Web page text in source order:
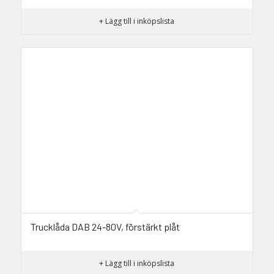
+ Lägg till i inköpslista
Trucklåda DAB 24-80V, förstärkt plåt
+ Lägg till i inköpslista